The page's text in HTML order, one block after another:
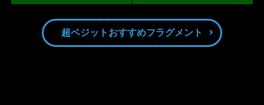
超ベジットおすすめフラグメント